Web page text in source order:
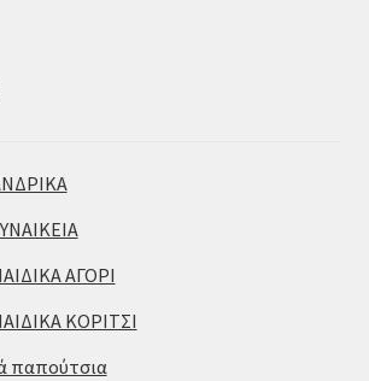
ΑΓΟΡΙ
ΚΟΡΙΤΣΙ
παπούτσια